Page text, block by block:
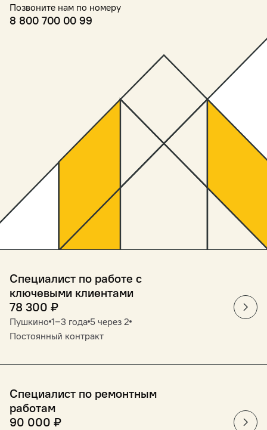
Позвоните нам по номеру
8 800 700 00 99
Специалист по работе с
ключевыми клиентами
78 300 ₽
Пушкино 1‒3 года 5 через 2
Постоянный контракт
Специалист по ремонтным
работам
90 000 ₽